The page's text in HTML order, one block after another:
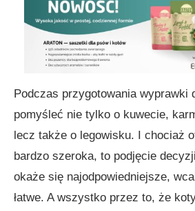
Podczas przygotowania wyprawki
pomyśleć nie tylko o kuwecie,
lecz także o legowisku. I chociaż
bardzo szeroka, to podjęcie
okaże się najodpowiedniejsze,
łatwe. A wszystko przez to, że